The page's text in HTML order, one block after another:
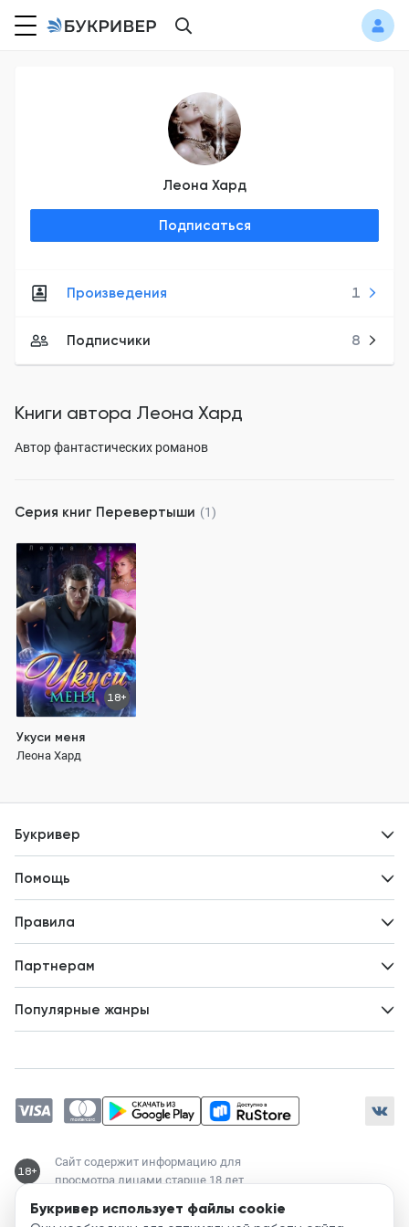
Букривер использует файлы cookie
Леона Хард
Подписаться
Произведения 1
Подписчики 8
Книги автора Леона Хард
Автор фантастических романов
Серия книг Перевертыши (1)
18+
Укуси меня
Леона Хард
Букривер
Новости
Помощь
Правила
Партнерам
Популярные жанры
Магические академии
Современный любовный роман
Любовное фэнтези
18+
Сайт содержит информацию для
просмотра лицами старше 18 лет
Служба поддержки: